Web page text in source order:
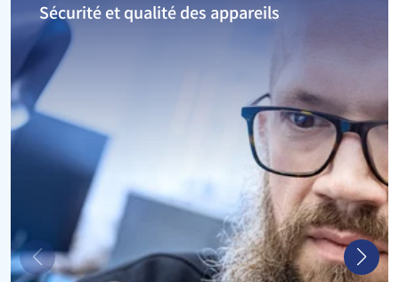
Sécurité et qualité des appareils